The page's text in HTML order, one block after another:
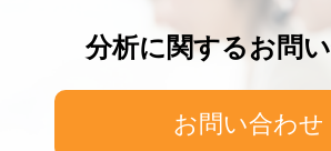
分析に関するお問
お問い合わせ